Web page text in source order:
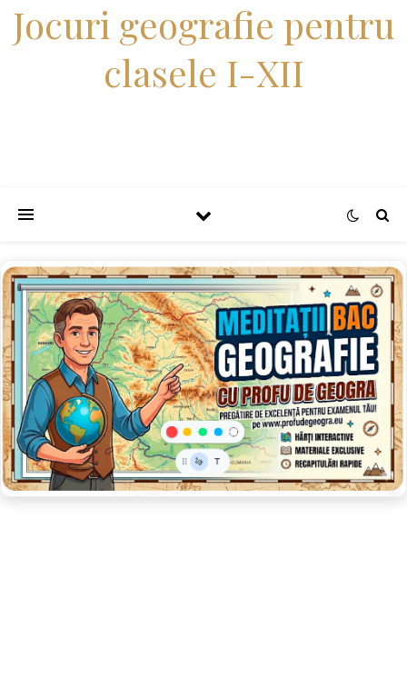
Jocuri geografie pentru
clasele I-XII